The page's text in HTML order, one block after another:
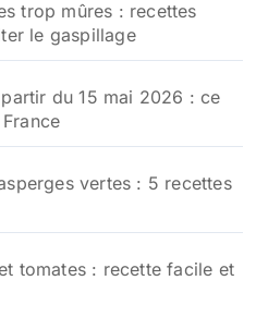
trop mûres : recettes
le gaspillage
du 15 mai 2026 : ce
vertes : 5 recettes
tomates : recette facile et